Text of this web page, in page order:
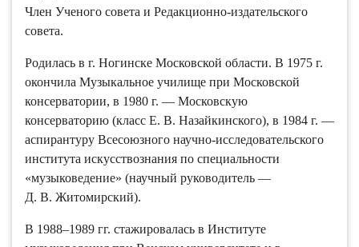
Член Ученого совета и Редакционно-издательского
совета.
Родилась в г. Ногинске Московской области. В 1975 г.
окончила Музыкальное училище при Московской
консерватории, в 1980 г. — Московскую
консерваторию (класс Е. В. Назайкинского), в 1984 г. —
аспирантуру Всесоюзного научно-исследовательского
института искусствознания по специальности
«музыковедение» (научный руководитель —
Д. В. Житомирский).
В 1988–1989 гг. стажировалась в Институте